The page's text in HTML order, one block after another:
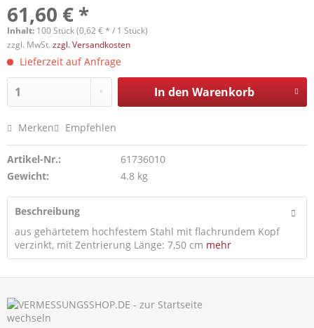
61,60 € *
Inhalt: 100 Stück (0,62 € * / 1 Stück)
zzgl. MwSt. zzgl. Versandkosten
Lieferzeit auf Anfrage
In den Warenkorb
Merken Empfehlen
Artikel-Nr.:
61736010
Gewicht:
4.8 kg
Beschreibung
aus gehärtetem hochfestem Stahl mit flachrundem Kopf
verzinkt, mit Zentrierung Länge: 7,50 cm mehr